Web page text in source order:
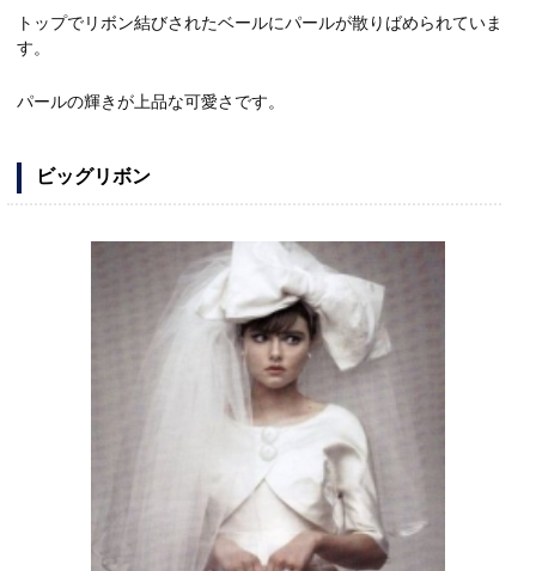
トップでリボン結びされたベールにパールが散りばめられていま
す。
パールの輝きが上品な可愛さです。
ビッグリボン